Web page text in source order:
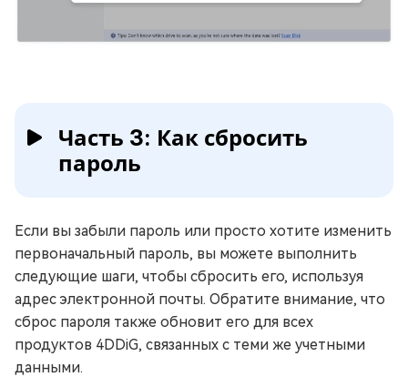
Часть 3: Как сбросить
пароль
Если вы забыли пароль или просто хотите изменить
первоначальный пароль, вы можете выполнить
следующие шаги, чтобы сбросить его, используя
адрес электронной почты. Обратите внимание, что
сброс пароля также обновит его для всех
продуктов 4DDiG, связанных с теми же учетными
данными.